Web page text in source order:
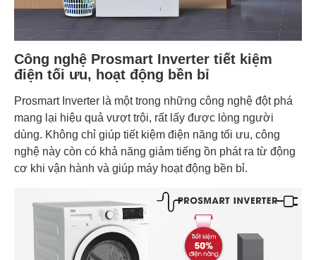
Công nghệ Prosmart Inverter tiết kiệm
điện tối ưu, hoạt động bền bỉ
Prosmart Inverter là một trong những công nghệ đột phá
mang lại hiệu quả vượt trội, rất lấy được lòng người
dùng. Không chỉ giúp tiết kiệm điện năng tối ưu, công
nghệ này còn có khả năng giảm tiếng ồn phát ra từ động
cơ khi vận hành và giúp máy hoạt động bền bỉ.